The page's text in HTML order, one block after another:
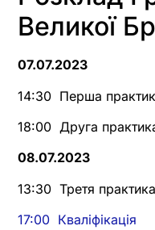
Великої
07.07.2023
14:30 Перша
18:00 Друга
08.07.2023
13:30 Третя практика
17:00 Кваліфікація